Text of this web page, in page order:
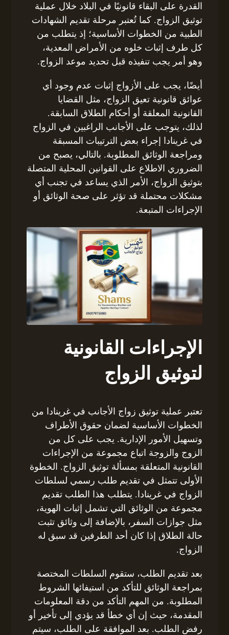
القدرة على البقاء قانونيًا في البلاد خلال عملية
توثيق الزواج. كما تُعتبر مرحلة تقديم الشهادات
الطبية من الخطوات الأساسية؛ إذ يتطلب من
كل طرف إثبات خلوه من الأمراض المعدية،
وهو أمر يجب تنفيذه قبل تحديد موعد الزواج.
أيضًا، يجب على الأزواج إثبات عدم وجود أي
عوائق قانونية تعيق الزواج، مثل القضايا
القانونية المعلقة أو أحكام الطلاق السابقة.
لذلك، يتوجب على الأجانب الراغبين في الزواج
في غرينادا إجراء بعض الترتيبات المسبقة
ومراجعة الوثائق المطلوبة. بالتالي، يصبح من
الضروري الاطلاع على القوانين المحلية المتصلة
بتوثيق الزواج، الأمر الذي يساعد في تجنب أي
مشكلات محتملة قد تؤثر على صحة الوثائق أو
الإجراءات المتبعة.
الإجراءات القانونية
لتوثيق الزواج
تعتبر عملية توثيق زواج الأجانب في غرينادا من
الخطوات الأساسية لضمان حقوق الأطراف
وتسهيل الأمور الإدارية. يجب على كل من
الزوج والزوجة اتباع مجموعة من الإجراءات
القانونية المتعلقة بمسألة توثيق الزواج. الخطوة
الأولى تتمثل في تقديم طلب رسمي لسلطات
الزواج في غرينادا. يتطلب هذا الطلب تقديم
مجموعة من الوثائق التي تشمل إثبات الهوية،
مثل جوازات السفر، بالإضافة إلى وثائق تثبت
حالة الطلاق إذا كان أحد الطرفين قد سبق له
الزواج.
بعد تقديم الطلب، ستقوم السلطات المختصة
بمراجعة الوثائق للتأكد من استيفائها الشروط
المطلوبة. من المهم التأكد من دقة المعلومات
المقدمة، حيث إن أي خطأ قد يؤدي إلى تأخير أو
رفض الطلب. بعد الموافقة على الطلب، سيتم